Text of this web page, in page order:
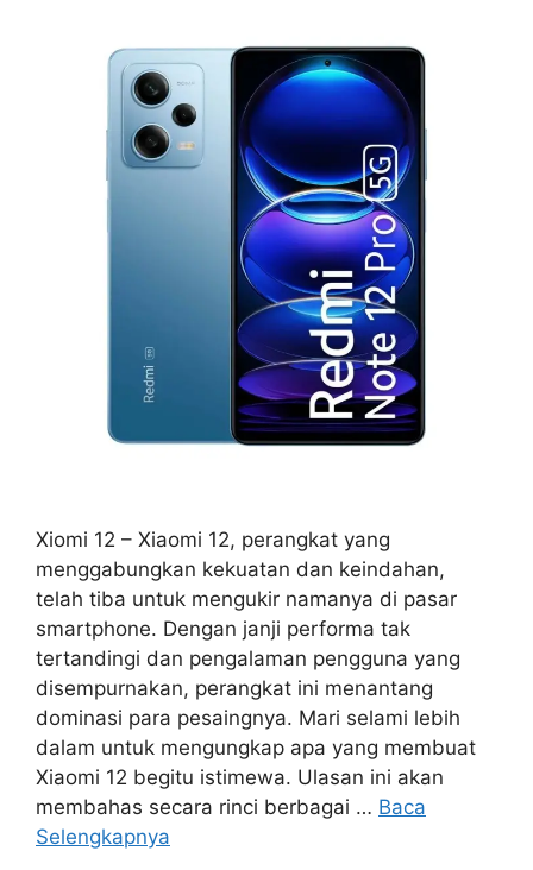
Xiomi 12 – Xiaomi 12, perangkat yang
menggabungkan kekuatan dan keindahan,
telah tiba untuk mengukir namanya di pasar
smartphone. Dengan janji performa tak
tertandingi dan pengalaman pengguna yang
disempurnakan, perangkat ini menantang
dominasi para pesaingnya. Mari selami lebih
dalam untuk mengungkap apa yang membuat
Xiaomi 12 begitu istimewa. Ulasan ini akan
membahas secara rinci berbagai … Baca
Selengkapnya